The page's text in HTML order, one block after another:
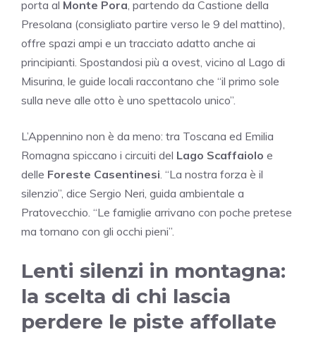
porta al Monte Pora , partendo da Castione della
Presolana (consigliato partire verso le 9 del mattino),
offre spazi ampi e un tracciato adatto anche ai
principianti. Spostandosi più a ovest, vicino al Lago di
Misurina, le guide locali raccontano che “il primo sole
sulla neve alle otto è uno spettacolo unico”.
L’Appennino non è da meno: tra Toscana ed Emilia
Romagna spiccano i circuiti del Lago Scaffaiolo e
delle Foreste Casentinesi . “La nostra forza è il
silenzio”, dice Sergio Neri, guida ambientale a
Pratovecchio. “Le famiglie arrivano con poche pretese
ma tornano con gli occhi pieni”.
Lenti silenzi in montagna:
la scelta di chi lascia
perdere le piste affollate